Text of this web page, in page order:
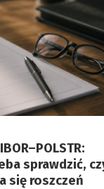
sprawdzić,
się roszczeń